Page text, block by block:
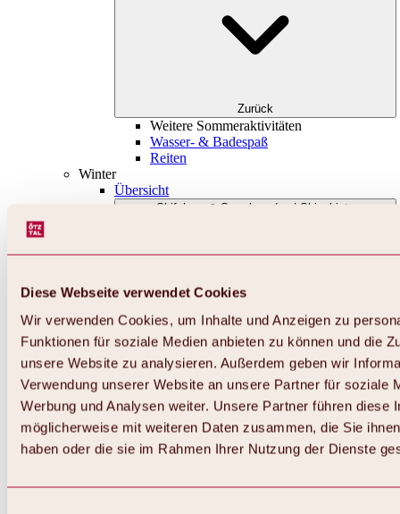
Diese Webseite verwendet Cookies
Wir verwenden Cookies, um Inhalte und Anzeigen zu
Funktionen für soziale Medien anbieten zu können und die
unsere Website zu analysieren. Außerdem geben wir
Verwendung unserer Website an unsere Partner für soziale
Werbung und Analysen weiter. Unsere Partner führen diese
möglicherweise mit weiteren Daten zusammen, die Sie
haben oder die sie im Rahmen Ihrer Nutzung der Dienste
Zurück
Weitere Sommeraktivitäten
Wasser- & Badespaß
Reiten
Winter
Übersicht
Skifahren & Snowboarden | Skigebiete